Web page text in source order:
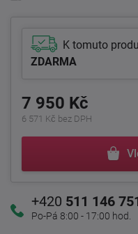
K tomuto
ZDARMA
7 950 Kč
6 571 Kč bez DPH
+420 511 146
Po-Pá 8:00 - 17:00 hod.